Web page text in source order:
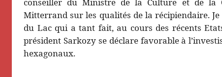
conseiller du Ministre de la Culture et de la
Mitterrand sur les qualités de la récipiendaire.
du Lac qui a tant fait, au cours des récents
président Sarkozy se déclare favorable à
hexagonaux.